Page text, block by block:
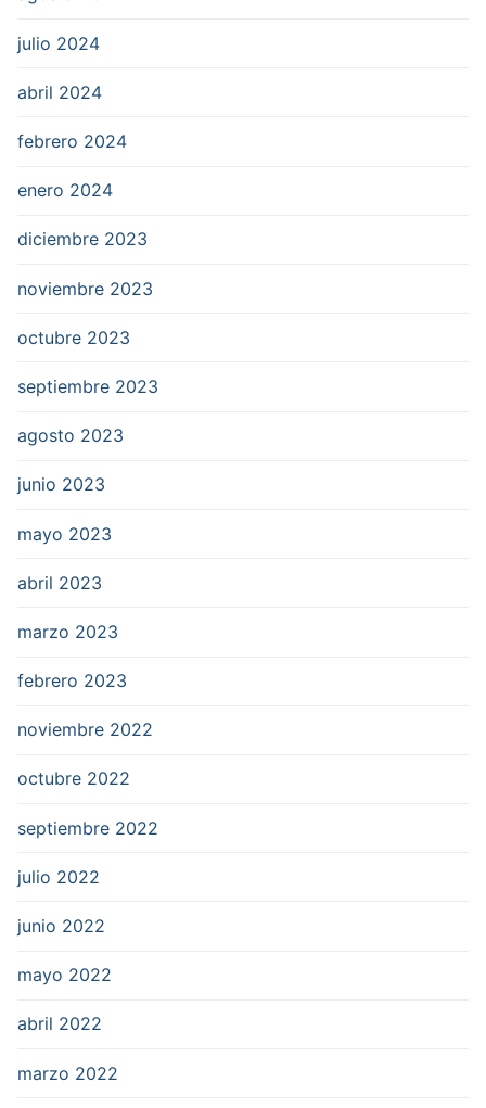
julio 2024
abril 2024
febrero 2024
enero 2024
diciembre 2023
noviembre 2023
octubre 2023
septiembre 2023
agosto 2023
junio 2023
mayo 2023
abril 2023
marzo 2023
febrero 2023
noviembre 2022
octubre 2022
septiembre 2022
julio 2022
junio 2022
mayo 2022
abril 2022
marzo 2022